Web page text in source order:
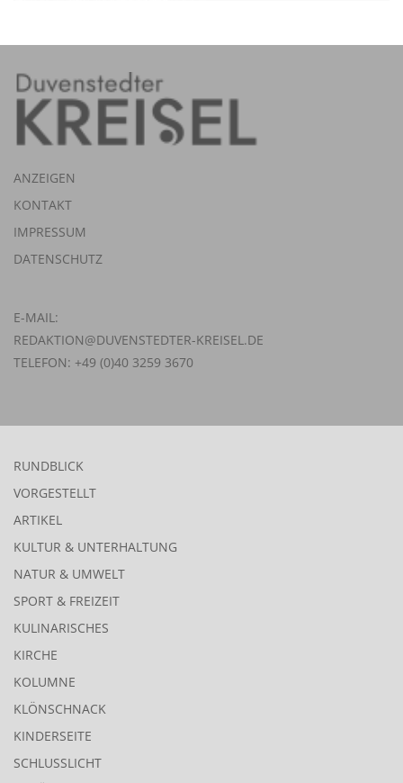
ANZEIGEN
KONTAKT
IMPRESSUM
DATENSCHUTZ
E-MAIL:
REDAKTION@DUVENSTEDTER-KREISEL.DE
TELEFON: +49 (0)40 3259 3670
RUNDBLICK
VORGESTELLT
ARTIKEL
KULTUR & UNTERHALTUNG
NATUR & UMWELT
SPORT & FREIZEIT
KULINARISCHES
KIRCHE
KOLUMNE
KLÖNSCHNACK
KINDERSEITE
SCHLUSSLICHT